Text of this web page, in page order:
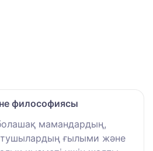
философиясы
мамандардың,
ғылыми және